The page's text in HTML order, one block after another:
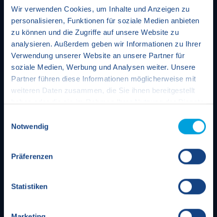
Wir verwenden Cookies, um Inhalte und Anzeigen zu
personalisieren, Funktionen für soziale Medien anbieten
zu können und die Zugriffe auf unsere Website zu
analysieren. Außerdem geben wir Informationen zu Ihrer
Verwendung unserer Website an unsere Partner für
soziale Medien, Werbung und Analysen weiter. Unsere
Partner führen diese Informationen möglicherweise mit
weiteren Daten zusammen, die Sie ihnen bereitgestellt
haben oder die sie im Rahmen Ihrer Nutzung der Dienste
Drittanbieter (z.B. Google Ireland Limited) eine
werden kann
Notwendig
Präferenzen
Statistiken